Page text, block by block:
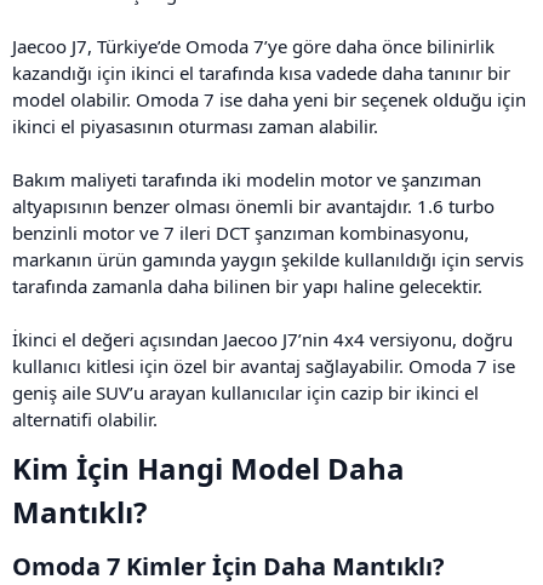
Jaecoo J7, Türkiye’de Omoda 7’ye göre daha önce bilinirlik
kazandığı için ikinci el tarafında kısa vadede daha tanınır bir
model olabilir. Omoda 7 ise daha yeni bir seçenek olduğu için
ikinci el piyasasının oturması zaman alabilir.
Bakım maliyeti tarafında iki modelin motor ve şanzıman
altyapısının benzer olması önemli bir avantajdır. 1.6 turbo
benzinli motor ve 7 ileri DCT şanzıman kombinasyonu,
markanın ürün gamında yaygın şekilde kullanıldığı için servis
tarafında zamanla daha bilinen bir yapı haline gelecektir.
İkinci el değeri açısından Jaecoo J7’nin 4x4 versiyonu, doğru
kullanıcı kitlesi için özel bir avantaj sağlayabilir. Omoda 7 ise
geniş aile SUV’u arayan kullanıcılar için cazip bir ikinci el
alternatifi olabilir.
Kim İçin Hangi Model Daha
Mantıklı?​
Omoda 7 Kimler İçin Daha Mantıklı?​